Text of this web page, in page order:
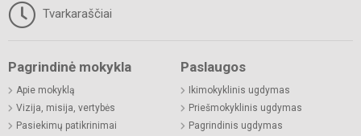
Tvarkaraščiai
Pagrindinė mokykla
Apie mokyklą
Vizija, misija, vertybės
Pasiekimų patikrinimai
Paslaugos
Ikimokyklinis ugdymas
Priešmokyklinis ugdymas
Pagrindinis ugdymas